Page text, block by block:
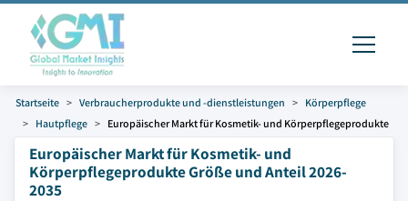
Startseite Verbraucherprodukte und -dienstleistungen
Körperpflege
Hautpflege
Europäischer Markt für Kosmetik- und Körperpflegeprodukte
Europäischer Markt für Kosmetik- und
Körperpflegeprodukte Größe und Anteil 2026-
2035